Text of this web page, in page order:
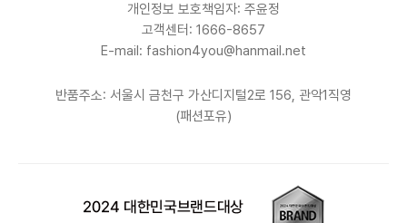
개인정보 보호책임자: 주윤정
고객센터: 1666-8657
E-mail: fashion4you@hanmail.net
반품주소: 서울시 금천구 가산디지털2로 156, 관악1직영
(패션포유)